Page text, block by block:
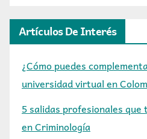
Artículos De Interés
¿Cómo puedes
universidad virtual en
5 salidas profesionales que
en Criminología